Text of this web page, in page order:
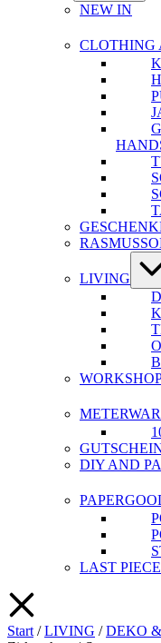
NEW IN
CLOTHING
LIVING
DIY AND
LAST
Start /LIVING /DEKO